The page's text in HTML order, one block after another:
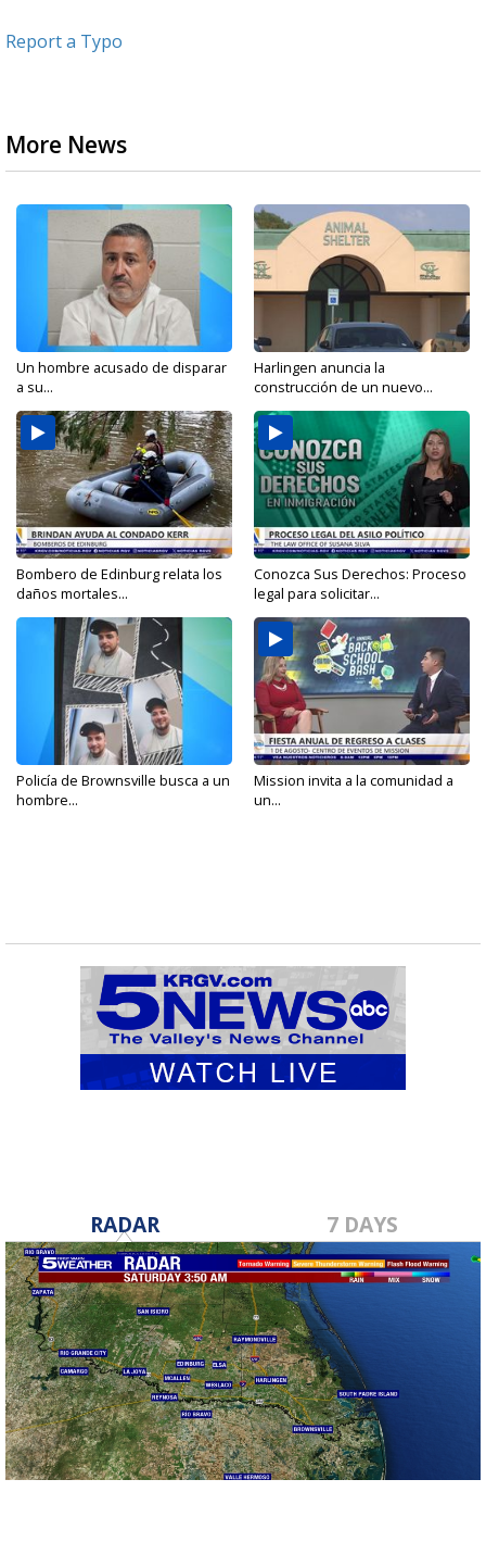
Report a Typo
More News
Un hombre acusado de disparar
a su...
Harlingen anuncia la
construcción de un nuevo...
Bombero de Edinburg relata los
daños mortales...
Conozca Sus Derechos: Proceso
legal para solicitar...
Policía de Brownsville busca a un
hombre...
Mission invita a la comunidad a
un...
RADAR 7 DAYS